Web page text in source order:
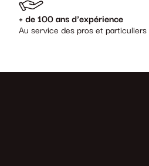
+ de 100 ans d'expérience
Au service des pros et particuliers